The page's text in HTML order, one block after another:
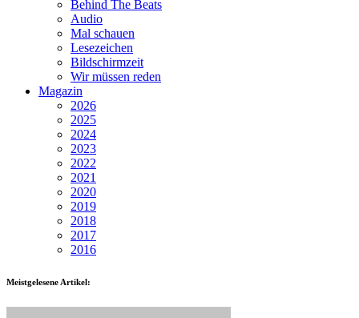
Behind The Beats
Audio
Mal schauen
Lesezeichen
Bildschirmzeit
Wir müssen reden
Magazin
2026
2025
2024
2023
2022
2021
2020
2019
2018
2017
2016
Meistgelesene Artikel: